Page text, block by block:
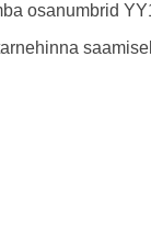
osanumbrid